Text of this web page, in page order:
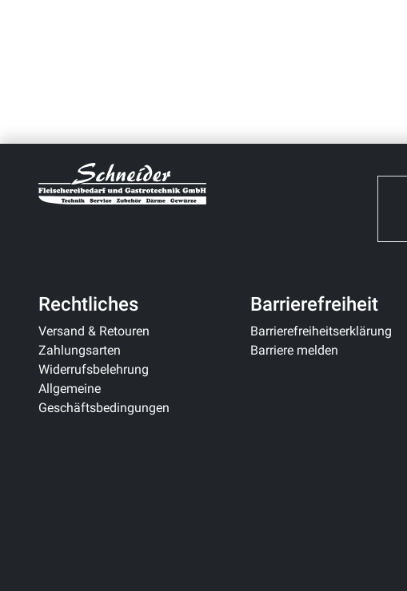
Rechtliches
Versand & Retouren
Zahlungsarten
Widerrufsbelehrung
Allgemeine
Geschäftsbedingungen
Barrierefreiheit
Barrierefreiheitserklärung
Barriere melden